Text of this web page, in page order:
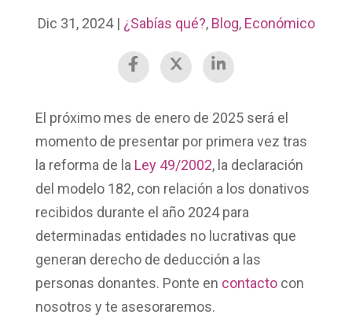
Dic 31, 2024| ¿Sabías qué?, Blog, Económico
El próximo mes de enero de 2025será el
momento de presentar por primera vez tras
la reforma de la Ley 49/2002, la declaración
del modelo 182, con relación a los donativos
recibidos durante el año 2024 para
determinadas entidades no lucrativas que
generan derecho de deducción a las
personas donantes. Ponte en contactocon
nosotros y te asesoraremos.